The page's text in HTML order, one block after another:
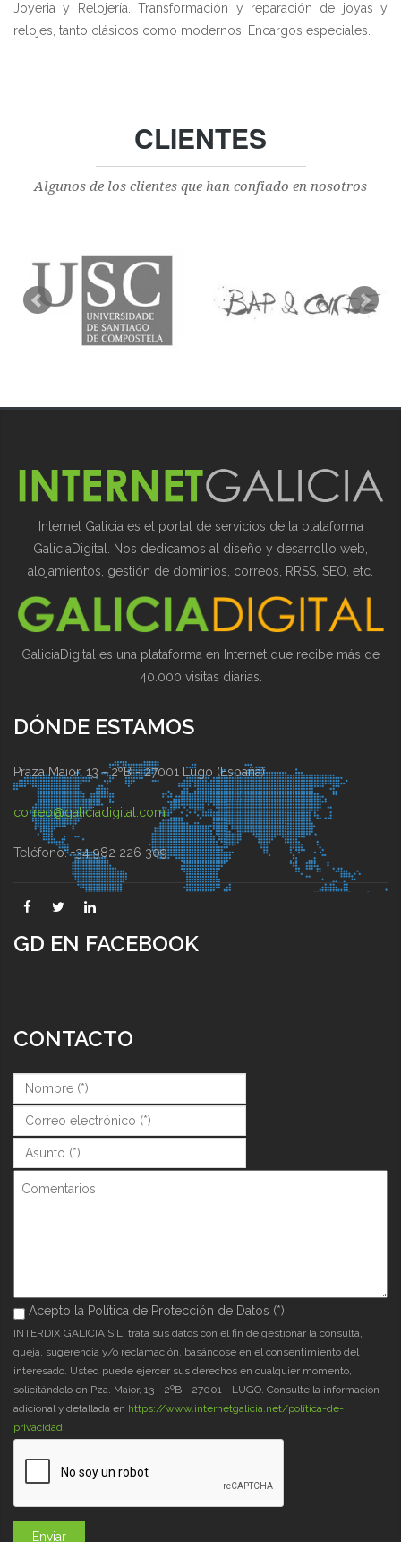
Joyeria y Relojería. Transformación y reparación de joyas y
relojes, tanto clásicos como modernos. Encargos especiales.
CLIENTES
Algunos de los clientes que han confiado en nosotros
Internet Galicia es el portal de servicios de la plataforma
GaliciaDigital. Nos dedicamos al diseño y desarrollo web,
alojamientos, gestión de dominios, correos, RRSS, SEO, etc.
GaliciaDigital es una plataforma en Internet que recibe más de
40.000 visitas diarias.
DÓNDE ESTAMOS
Praza Maior, 13 - 2ºB - 27001 Lugo (España)
correo@galiciadigital.com
Teléfono: +34 982 226 309
GD EN FACEBOOK
CONTACTO
Nombre (*)*
Correo (*)*
Asunto (*)*
Comentarios
Acepto la Política de Protección de Datos (*)
Acepto la Política de Protección de Datos (*)
INTERDIX GALICIA S.L. trata sus datos con el fin de gestionar la consulta,
queja, sugerencia y/o reclamación, basándose en el consentimiento del
interesado. Usted puede ejercer sus derechos en cualquier momento,
solicitándolo en Pza. Maior, 13 - 2ºB - 27001 - LUGO. Consulte la información
adicional y detallada en https://www.internetgalicia.net/política-de-
privacidad